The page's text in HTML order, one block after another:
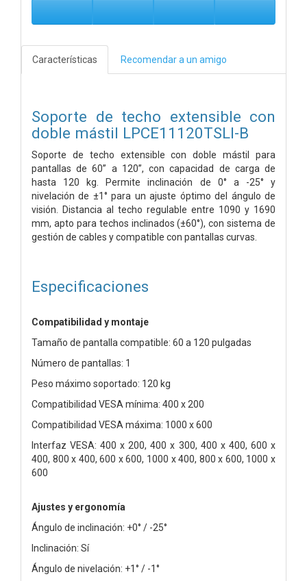
Características Recomendar a un amigo
Soporte de techo extensible con
doble mástil LPCE11120TSLI-B
Soporte de techo extensible con doble mástil para
pantallas de 60” a 120”, con capacidad de carga de
hasta 120 kg. Permite inclinación de 0° a -25° y
nivelación de ±1° para un ajuste óptimo del ángulo de
visión. Distancia al techo regulable entre 1090 y 1690
mm, apto para techos inclinados (±60°), con sistema de
gestión de cables y compatible con pantallas curvas.
Especificaciones
Compatibilidad y montaje
Tamaño de pantalla compatible: 60 a 120 pulgadas
Número de pantallas: 1
Peso máximo soportado: 120 kg
Compatibilidad VESA mínima: 400 x 200
Compatibilidad VESA máxima: 1000 x 600
Interfaz VESA: 400 x 200, 400 x 300, 400 x 400, 600 x
400, 800 x 400, 600 x 600, 1000 x 400, 800 x 600, 1000 x
600
Ajustes y ergonomía
Ángulo de inclinación: +0° / -25°
Inclinación: Sí
Ángulo de nivelación: +1° / -1°